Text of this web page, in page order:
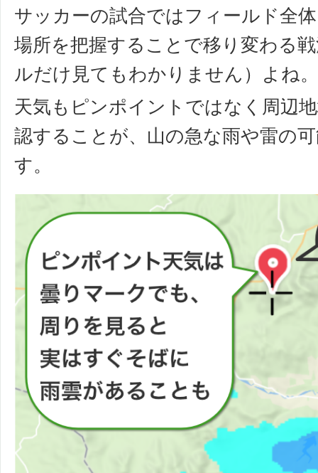
サッカーの試合ではフィールド全
場所を把握することで移り変わる
ルだけ見てもわかりません）よね。
天気もピンポイントではなく周辺
認することが、山の急な雨や雷の
す。